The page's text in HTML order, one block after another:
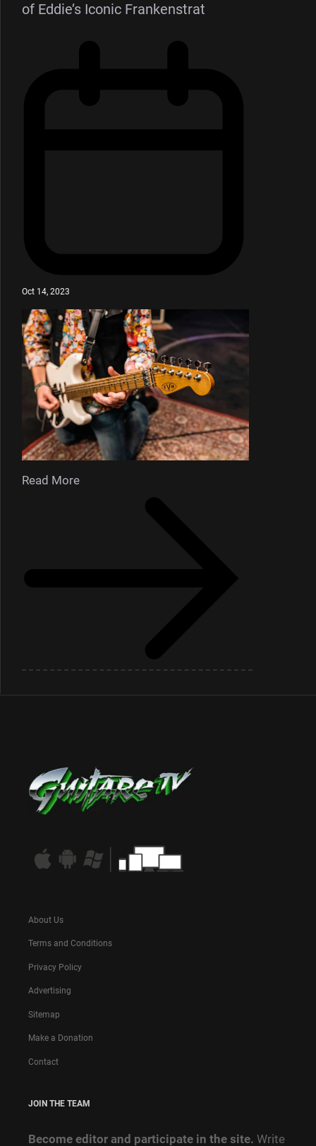
of Eddie’s Iconic Frankenstrat
Oct 14, 2023
Read More
About Us
Terms and Conditions
Privacy Policy
Advertising
Sitemap
Make a Donation
Contact
JOIN THE TEAM
Become editor and participate in the site. Write